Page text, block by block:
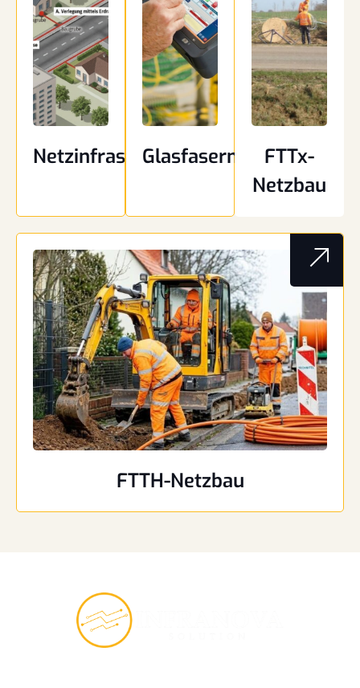
Netzinfrastrukturplanung
Glasfasermesstechnik
FTTx-
Netzbau
FTTH-Netzbau